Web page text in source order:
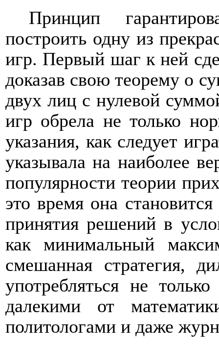
Принцип
построить одну из
игр. Первый шаг к ней
доказав свою теорему о
двух лиц с нулевой
игр обрела не только
указания, как следует
указывала на наиболее
популярности теории
это время она
принятия решений в
как минимальный
смешанная стратегия,
употребляться не
далекими от
политологами и даже